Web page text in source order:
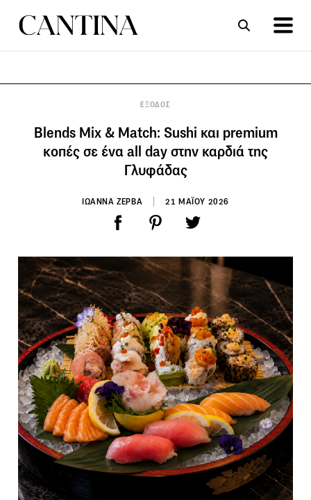
ΕΞΟΔΟΣ
Blends Mix & Match: Sushi και premium
κοπές σε ένα all day στην καρδιά της
Γλυφάδας
ΙΩΑΝΝΑ ΖΕΡΒΑ 21 ΜΑΪΟΥ 2026